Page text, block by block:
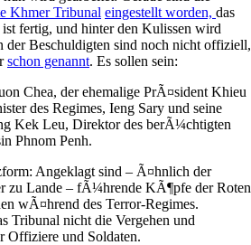
Khmer Tribunal eingestellt worden, das
fertig, und hinter den Kulissen wird
der Beschuldigten sind noch nicht offiziell,
schon genannt. Es sollen sein:
Chea, der ehemalige PrÃ¤sident Khieu
des Regimes, Ieng Sary und seine
Kek Leu, Direktor des berÃ¼chtigten
Phnom Penh.
Angeklagt sind – Ã¤hnlich der
zu Lande – fÃ¼hrende KÃ¶pfe der Roten
wÃ¤hrend des Terror-Regimes.
Tribunal nicht die Vergehen und
Offiziere und Soldaten.